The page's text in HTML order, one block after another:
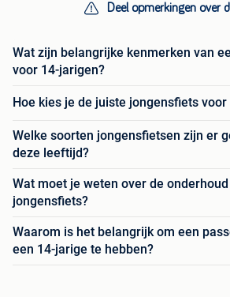
Deel opmerkingen over
Wat zijn belangrijke kenmerken van
voor 14-jarigen?
Hoe kies je de juiste jongensfiets
Welke soorten jongensfietsen zijn er
deze leeftijd?
Wat moet je weten over de
jongensfiets?
Waarom is het belangrijk om een
een 14-jarige te hebben?